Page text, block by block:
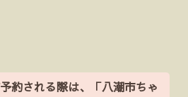
約される際は、「八潮市ちゃ